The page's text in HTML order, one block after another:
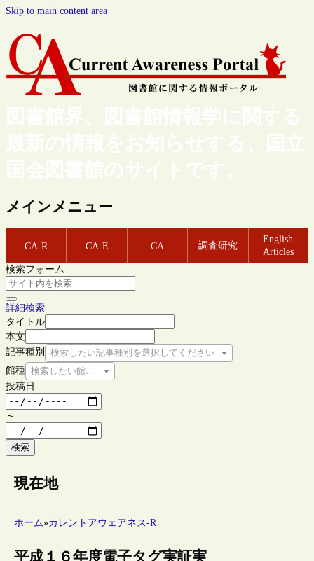
Skip to main content area
図書館界、図書館情報学に関する
最新の情報をお知らせする、国立
国会図書館のサイトです。
メインメニュー
CA-R CA-E CA 調査研究
English
Articles
検索フォーム
詳細検索
タイトル
本文
記事種別
検索したい記事種別を選択してください
館種 検索したい館種を選択してください
投稿日
～
検索
現在地
ホーム»カレントアウェアネス-R
平成１６年度電子タグ実証実